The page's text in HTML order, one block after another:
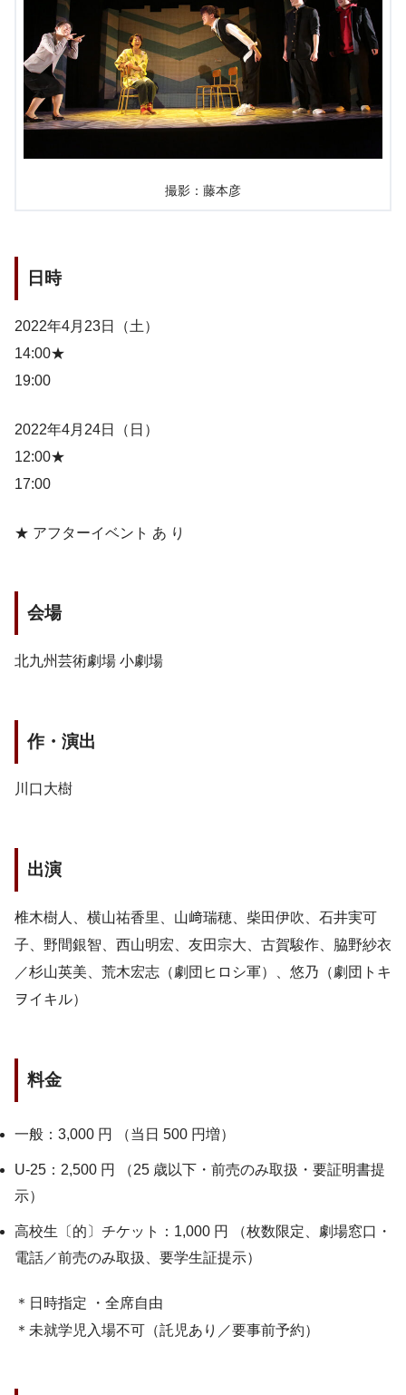
撮影：藤本彦
日時
2022年4月23日（土）
14:00★
19:00
2022年4月24日（日）
12:00★
17:00
★ アフターイベント あ り
会場
北九州芸術劇場 小劇場
作・演出
川口大樹
出演
椎木樹人、横山祐香里、山﨑瑞穂、柴田伊吹、石井実可
子、野間銀智、西山明宏、友田宗大、古賀駿作、脇野紗衣
／杉山英美、荒木宏志（劇団ヒロシ軍）、悠乃（劇団トキ
ヲイキル）
料金
一般：3,000 円 （当日 500 円増）
U-25：2,500 円 （25 歳以下・前売のみ取扱・要証明書提
示）
高校生〔的〕チケット：1,000 円 （枚数限定、劇場窓口・
電話／前売のみ取扱、要学生証提示）
＊日時指定 ・全席自由
＊未就学児入場不可（託児あり／要事前予約）